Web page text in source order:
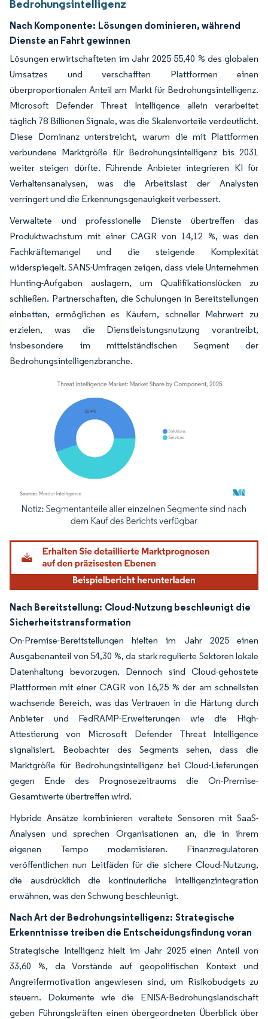
Bedrohungsintelligenz
Nach Komponente: Lösungen dominieren, während
Dienste an Fahrt gewinnen
Lösungen erwirtschafteten im Jahr 2025 55,40 % des globalen
Umsatzes und verschafften Plattformen einen
überproportionalen Anteil am Markt für Bedrohungsintelligenz.
Microsoft Defender Threat Intelligence allein verarbeitet
täglich 78 Billionen Signale, was die Skalenvorteile verdeutlicht.
Diese Dominanz unterstreicht, warum die mit Plattformen
verbundene Marktgröße für Bedrohungsintelligenz bis 2031
weiter steigen dürfte. Führende Anbieter integrieren KI für
Verhaltensanalysen, was die Arbeitslast der Analysten
verringert und die Erkennungsgenauigkeit verbessert.
Verwaltete und professionelle Dienste übertreffen das
Produktwachstum mit einer CAGR von 14,12 %, was den
Fachkräftemangel und die steigende Komplexität
widerspiegelt. SANS-Umfragen zeigen, dass viele Unternehmen
Hunting-Aufgaben auslagern, um Qualifikationslücken zu
schließen. Partnerschaften, die Schulungen in Bereitstellungen
einbetten, ermöglichen es Käufern, schneller Mehrwert zu
erzielen, was die Dienstleistungsnutzung vorantreibt,
insbesondere im mittelständischen Segment der
Bedrohungsintelligenzbranche.
Bild © Mordor Intelligence. Wiederverwendung erfordert Namensnennung
Nach Bereitstellung: Cloud-Nutzung beschleunigt die
Sicherheitstransformation
On-Premise-Bereitstellungen hielten im Jahr 2025 einen
Ausgabenanteil von 54,30 %, da stark regulierte Sektoren lokale
Datenhaltung bevorzugen. Dennoch sind Cloud-gehostete
Plattformen mit einer CAGR von 16,25 % der am schnellsten
wachsende Bereich, was das Vertrauen in die Härtung durch
Anbieter und FedRAMP-Erweiterungen wie die High-
Attestierung von Microsoft Defender Threat Intelligence
signalisiert. Beobachter des Segments sehen, dass die
Marktgröße für Bedrohungsintelligenz bei Cloud-Lieferungen
gegen Ende des Prognosezeitraums die On-Premise-
Gesamtwerte übertreffen wird.
Hybride Ansätze kombinieren veraltete Sensoren mit SaaS-
Analysen und sprechen Organisationen an, die in ihrem
eigenen Tempo modernisieren. Finanzregulatoren
veröffentlichen nun Leitfäden für die sichere Cloud-Nutzung,
die ausdrücklich die kontinuierliche Intelligenzintegration
erwähnen, was den Schwung beschleunigt.
Nach Art der Bedrohungsintelligenz: Strategische
Erkenntnisse treiben die Entscheidungsfindung voran
Strategische Intelligenz hielt im Jahr 2025 einen Anteil von
33,60 %, da Vorstände auf geopolitischen Kontext und
Angreifermotivation angewiesen sind, um Risikobudgets zu
steuern. Dokumente wie die ENISA-Bedrohungslandschaft
geben Führungskräften einen übergeordneten Überblick über